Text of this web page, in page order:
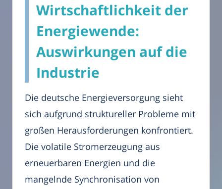
Wirtschaftlichkeit der
Energiewende:
Auswirkungen auf die
Industrie
Die deutsche Energieversorgung sieht
sich aufgrund struktureller Probleme mit
großen Herausforderungen konfrontiert.
Die volatile Stromerzeugung aus
erneuerbaren Energien und die
mangelnde Synchronisation von